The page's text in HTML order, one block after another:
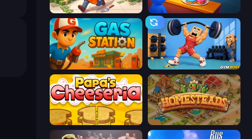
Donut Place My Cake Shop
Gas Station Gym Boss
Papa's Cheeseria Homesteads: Dream Farm